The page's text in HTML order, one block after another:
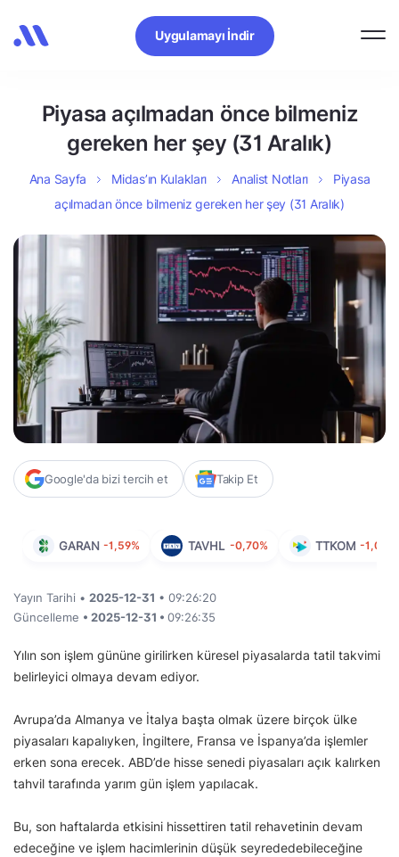
Uygulamayı İndir
Piyasa açılmadan önce bilmeniz
gereken her şey (31 Aralık)
Ana Sayfa Midas’ın Kulakları Analist Notları
Piyasa
açılmadan önce bilmeniz gereken her şey (31 Aralık)
Google'da bizi tercih et Takip Et
GARAN -1,59% TAVHL -0,70% TTKOM -1,02%
Yayın Tarihi • 2025-12-31 • 09:26:20
Güncelleme • 2025-12-31 • 09:26:35
Yılın son işlem gününe girilirken küresel piyasalarda tatil takvimi
belirleyici olmaya devam ediyor.
Avrupa’da Almanya ve İtalya başta olmak üzere birçok ülke
piyasaları kapalıyken, İngiltere, Fransa ve İspanya’da işlemler
erken sona erecek. ABD’de hisse senedi piyasaları açık kalırken
tahvil tarafında yarım gün işlem yapılacak.
Bu, son haftalarda etkisini hissettiren tatil rehavetinin devam
edeceğine ve işlem hacimlerinin düşük seyrededebileceğine